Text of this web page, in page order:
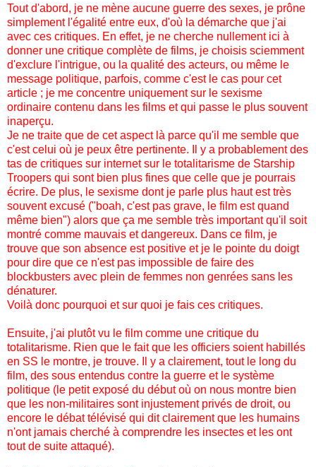
Tout d'abord, je ne mène aucune guerre des sexes, je prône
simplement l'égalité entre eux, d'où la démarche que j'ai
avec ces critiques. En effet, je ne cherche nullement ici à
donner une critique complète de films, je choisis sciemment
d'exclure l'intrigue, ou la qualité des acteurs, ou même le
message politique, parfois, comme c'est le cas pour cet
article ; je me concentre uniquement sur le sexisme
ordinaire contenu dans les films et qui passe le plus souvent
inaperçu.
Je ne traite que de cet aspect là parce qu'il me semble que
c'est celui où je peux être pertinente. Il y a probablement des
tas de critiques sur internet sur le totalitarisme de Starship
Troopers qui sont bien plus fines que celle que je pourrais
écrire. De plus, le sexisme dont je parle plus haut est très
souvent excusé ("boah, c'est pas grave, le film est quand
même bien") alors que ça me semble très important qu'il soit
montré comme mauvais et dangereux. Dans ce film, je
trouve que son absence est positive et je le pointe du doigt
pour dire que ce n'est pas impossible de faire des
blockbusters avec plein de femmes non genrées sans les
dénaturer.
Voilà donc pourquoi et sur quoi je fais ces critiques.
Ensuite, j'ai plutôt vu le film comme une critique du
totalitarisme. Rien que le fait que les officiers soient habillés
en SS le montre, je trouve. Il y a clairement, tout le long du
film, des sous entendus contre la guerre et le système
politique (le petit exposé du début où on nous montre bien
que les non-militaires sont injustement privés de droit, ou
encore le débat télévisé qui dit clairement que les humains
n'ont jamais cherché à comprendre les insectes et les ont
tout de suite attaqué).